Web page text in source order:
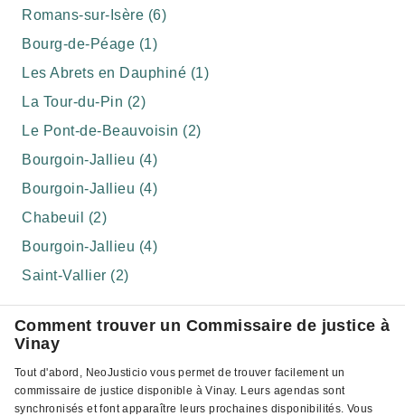
Romans-sur-Isère (6)
Bourg-de-Péage (1)
Les Abrets en Dauphiné (1)
La Tour-du-Pin (2)
Le Pont-de-Beauvoisin (2)
Bourgoin-Jallieu (4)
Bourgoin-Jallieu (4)
Chabeuil (2)
Bourgoin-Jallieu (4)
Saint-Vallier (2)
Comment trouver un Commissaire de justice à
Vinay
Tout d'abord, NeoJusticio vous permet de trouver facilement un
commissaire de justice disponible à Vinay. Leurs agendas sont
synchronisés et font apparaître leurs prochaines disponibilités. Vous